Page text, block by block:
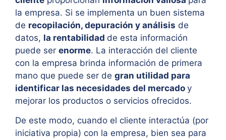
la empresa. Si se implementa un buen sistema
de recopilación, depuración y análisis de
datos, la rentabilidad de esta información
puede ser enorme. La interacción del cliente
con la empresa brinda información de primera
mano que puede ser de gran utilidad para
identificar las necesidades del mercado y
mejorar los productos o servicios ofrecidos.
De este modo, cuando el cliente interactúa (por
iniciativa propia) con la empresa, bien sea para